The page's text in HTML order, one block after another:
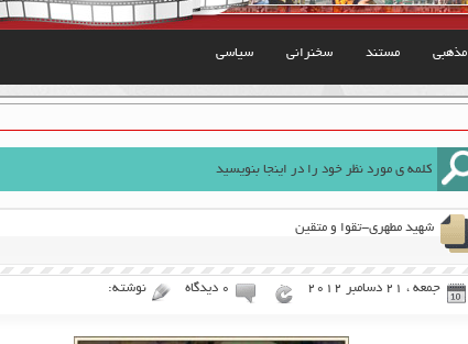
مذهبی مستند سخنرانی سیاسی
شهید مطهری-تقوا و متقین
جمعه ، 21 دسامبر 2012 ۰ دیدگاه نوشته: